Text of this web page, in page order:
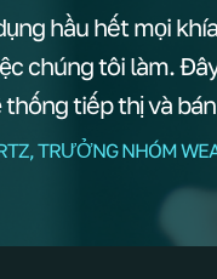
hầu hết mọi
chúng tôi làm.
tiếp thị và
TRƯỞNG NHÓM